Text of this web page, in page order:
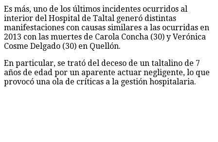
Es más, uno de los últimos incidentes ocurridos al
interior del Hospital de Taltal generó distintas
manifestaciones con causas similares a las ocurridas en
2013 con las muertes de Carola Concha (30) y Verónica
Cosme Delgado (30) en Quellón.
En particular, se trató del deceso de un taltalino de 7
años de edad por un aparente actuar negligente, lo que
provocó una ola de críticas a la gestión hospitalaria.